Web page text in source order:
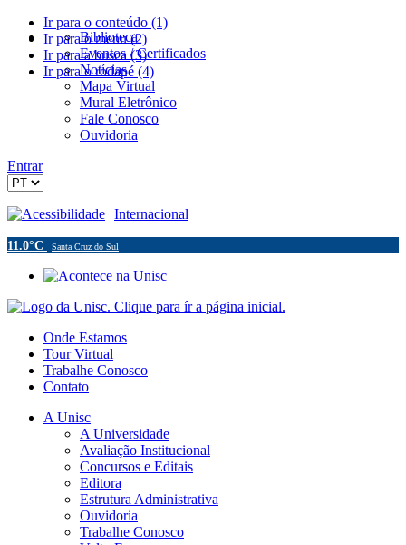
Ir para o conteúdo (1)
Ir para o menu (2)
Ir para a busca (3)
Ir para o rodapé (4)
Biblioteca
Eventos / Certificados
Notícias
Mapa Virtual
Mural Eletrônico
Fale Conosco
Ouvidoria
Entrar
Acessibilidade Internacional
11.0°C Santa Cruz do Sul
Onde Estamos
Tour Virtual
Trabalhe Conosco
Contato
A Unisc
A Universidade
Avaliação Institucional
Concursos e Editais
Editora
Estrutura Administrativa
Ouvidoria
Trabalhe Conosco